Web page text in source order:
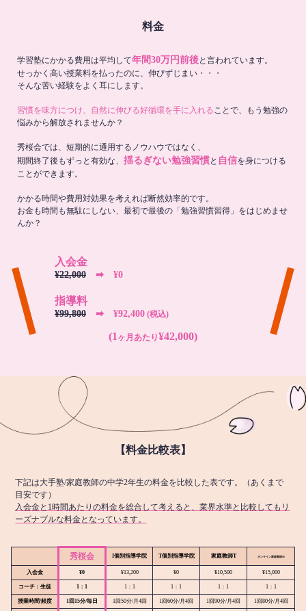
料金
学習塾にかかる費用は平均して年間30万円前後と言われています。
せっかく高い授業料を払ったのに、伸びずじまい・・・
そんな苦い経験をよく耳にします。
習慣を味方につけ、自然に伸びる好循環を手に入れる ことで、もう勉強の
悩みから解放されませんか？
秀桜会では、短期的に通用するノウハウではなく、
期間終了後もずっと有効な、 揺るぎない勉強習慣と 自信を身につける
ことができます。
かかる時間や費用対効果を考えれば断然効率的です。
お金も時間も無駄にしない、最初で最後の「勉強習慣習得」をはじめませ
んか？
入会金
¥22,000 ➡︎ ¥0
指導料
¥99,800 ➡︎ ¥92,400 (税込)
(1 ヶ月あたり¥42,000)
【料金比較表】
下記は大手塾/家庭教師の中学2年生の料金を比較した表です。（あくまで
目安です）
入会金と1時間あたりの料金を総合して考えると、業界水準と比較してもリ
ーズナブルな料金となっています。
秀桜会 I個別指導学院 T個別指導学院 家庭教師T オンライン家庭教師M
入会金 ¥0 ¥13,200 ¥0 ¥10,500 ¥15,000
コーチ：生徒 1：1 1：1 1：1 1：1 1：1
授業時間/頻度 1回15分/毎日 1回50分/月4回 1回60分/月4回 1回90分/月4回 1回80分/月4回